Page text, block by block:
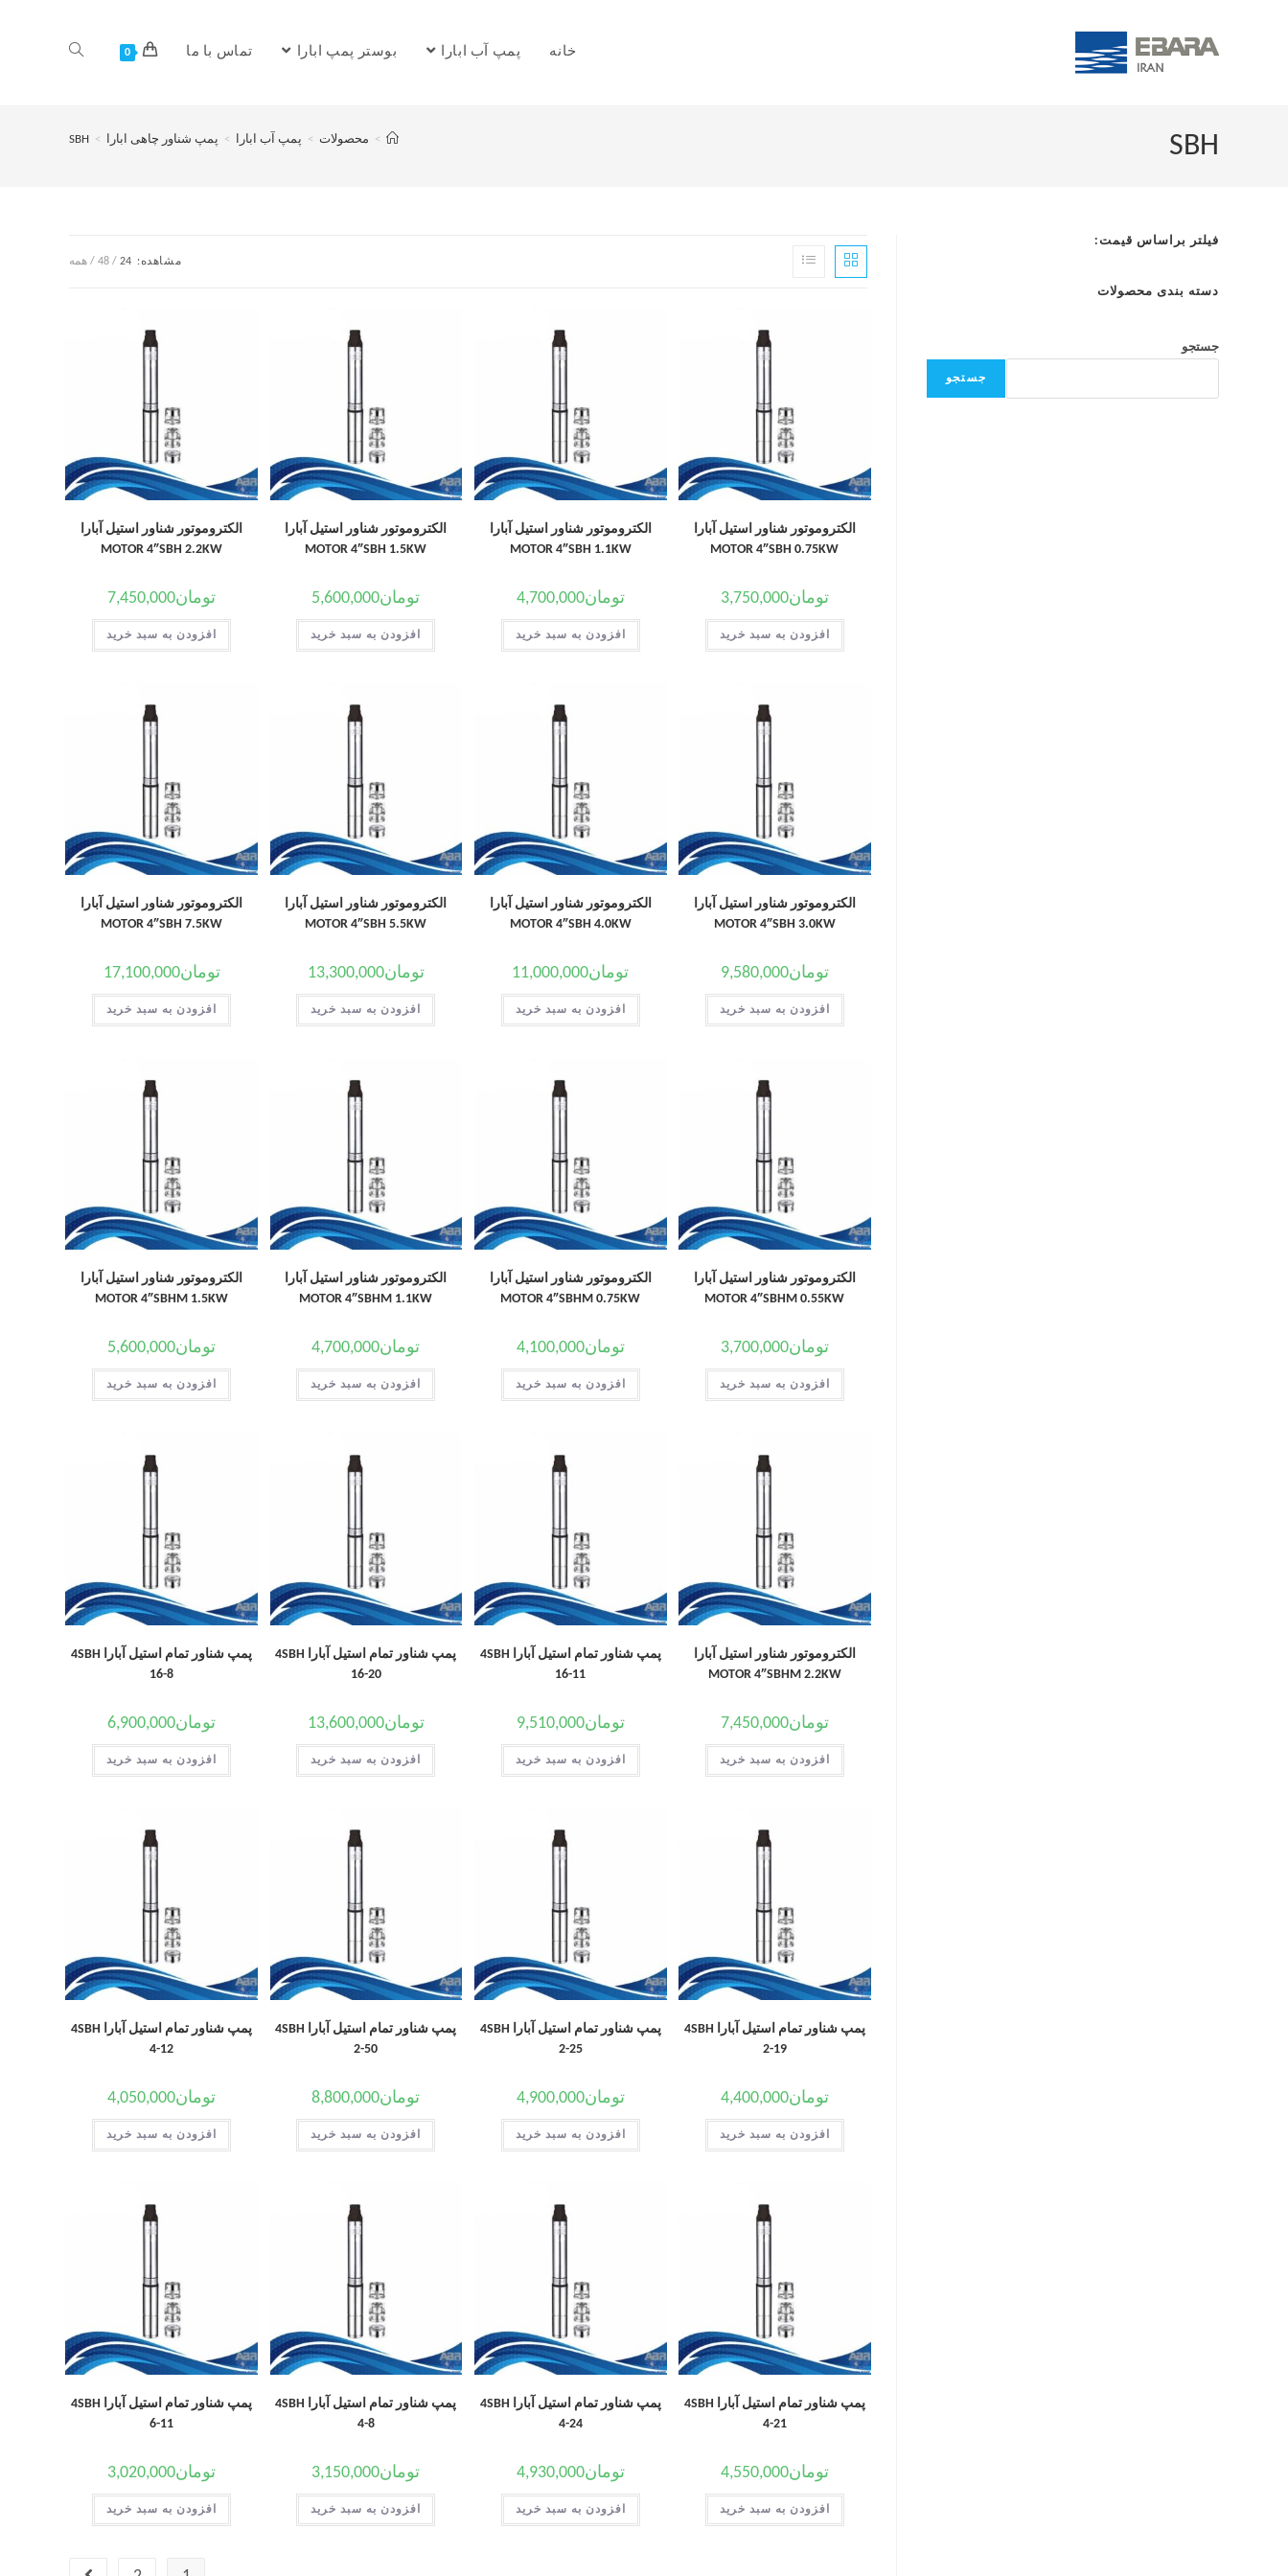
خانه پمپ آب ابارا بوستر پمپ ابارا تماس با ما 0
SBH
> محصولات > پمپ آب ابارا > پمپ شناور چاهی ابارا >
SBH
مشاهده: 24
48 همه
الکتروموتور شناور استیل آبارا
MOTOR 4″SBH 0.75KW
تومان3,750,000
افزودن به سبد خرید
الکتروموتور شناور استیل آبارا
MOTOR 4″SBH 1.1KW
تومان4,700,000
افزودن به سبد خرید
الکتروموتور شناور استیل آبارا
MOTOR 4″SBH 1.5KW
تومان5,600,000
افزودن به سبد خرید
الکتروموتور شناور استیل آبارا
MOTOR 4″SBH 2.2KW
تومان7,450,000
افزودن به سبد خرید
الکتروموتور شناور استیل آبارا
MOTOR 4″SBH 3.0KW
تومان9,580,000
افزودن به سبد خرید
الکتروموتور شناور استیل آبارا
MOTOR 4″SBH 4.0KW
تومان11,000,000
افزودن به سبد خرید
الکتروموتور شناور استیل آبارا
MOTOR 4″SBH 5.5KW
تومان13,300,000
افزودن به سبد خرید
الکتروموتور شناور استیل آبارا
MOTOR 4″SBH 7.5KW
تومان17,100,000
افزودن به سبد خرید
الکتروموتور شناور استیل آبارا
MOTOR 4″SBHM 0.55KW
تومان3,700,000
افزودن به سبد خرید
الکتروموتور شناور استیل آبارا
MOTOR 4″SBHM 0.75KW
تومان4,100,000
افزودن به سبد خرید
الکتروموتور شناور استیل آبارا
MOTOR 4″SBHM 1.1KW
تومان4,700,000
افزودن به سبد خرید
الکتروموتور شناور استیل آبارا
MOTOR 4″SBHM 1.5KW
تومان5,600,000
افزودن به سبد خرید
الکتروموتور شناور استیل آبارا
MOTOR 4″SBHM 2.2KW
تومان7,450,000
افزودن به سبد خرید
پمپ شناور تمام استیل آبارا 4SBH
16-11
تومان9,510,000
افزودن به سبد خرید
پمپ شناور تمام استیل آبارا 4SBH
16-20
تومان13,600,000
افزودن به سبد خرید
پمپ شناور تمام استیل آبارا 4SBH
16-8
تومان6,900,000
افزودن به سبد خرید
پمپ شناور تمام استیل آبارا 4SBH
2-19
تومان4,400,000
افزودن به سبد خرید
پمپ شناور تمام استیل آبارا 4SBH
2-25
تومان4,900,000
افزودن به سبد خرید
پمپ شناور تمام استیل آبارا 4SBH
2-50
تومان8,800,000
افزودن به سبد خرید
پمپ شناور تمام استیل آبارا 4SBH
4-12
تومان4,050,000
افزودن به سبد خرید
پمپ شناور تمام استیل آبارا 4SBH
4-21
تومان4,550,000
افزودن به سبد خرید
پمپ شناور تمام استیل آبارا 4SBH
4-24
تومان4,930,000
افزودن به سبد خرید
پمپ شناور تمام استیل آبارا 4SBH
4-8
تومان3,150,000
افزودن به سبد خرید
پمپ شناور تمام استیل آبارا 4SBH
6-11
تومان3,020,000
افزودن به سبد خرید
فیلتر براساس قیمت:
دسته بندی محصولات
جستجو
جستجو